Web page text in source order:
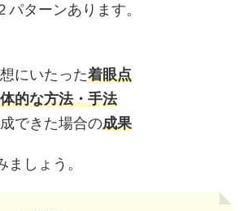
ターンあります。
にいたった着眼点
的な方法・手法
できた場合の成果
しょう。